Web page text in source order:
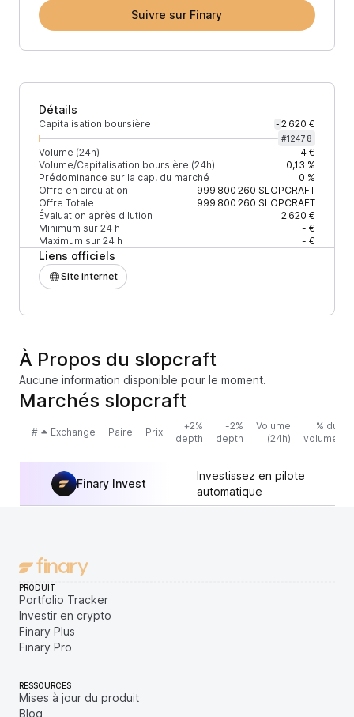
Suivre sur Finary
Détails
Capitalisation boursière - 2 620 €
#12478
Volume (24h)
4 €
Volume/Capitalisation boursière (24h)
0,13 %
Prédominance sur la cap. du marché
0 %
Offre en circulation
999 800 260 SLOPCRAFT
Offre Totale
999 800 260 SLOPCRAFT
Évaluation après dilution
2 620 €
Minimum sur 24 h
- €
Maximum sur 24 h
- €
Liens officiels
Site internet
À Propos du slopcraft
Aucune information disponible pour le moment.
Marchés slopcraft
# Exchange Paire Prix
+2%
depth
-2%
depth
Volume
(24h)
% du
volume
Finary Invest
Investissez en pilote
automatique
PRODUIT
Portfolio Tracker
Investir en crypto
Finary Plus
Finary Pro
RESSOURCES
Mises à jour du produit
Blog